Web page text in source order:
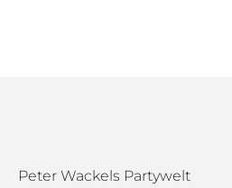
Peter Wackels Partywelt